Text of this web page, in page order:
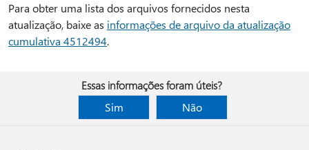
Para obter uma lista dos arquivos fornecidos nesta
atualização, baixe as informações de arquivo da atualização
cumulativa 4512494.
Essas informações foram úteis?
Sim
Não